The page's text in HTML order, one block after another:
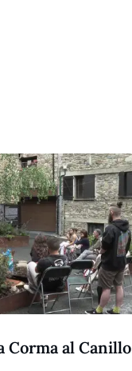
Corma al Canillo